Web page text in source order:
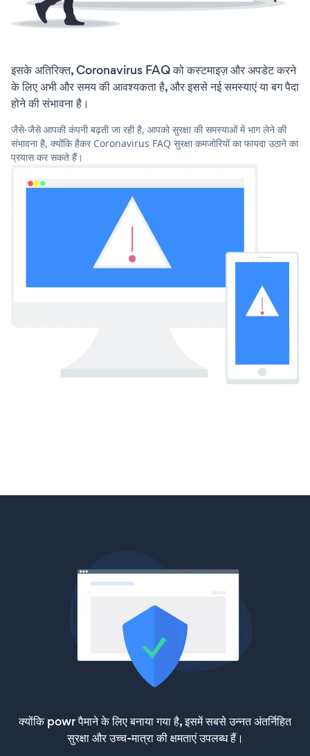
इसके अतिरिक्त, Coronavirus FAQ को कस्टमाइज़ और अपडेट करने
के लिए अभी और समय की आवश्यकता है, और इससे नई समस्याएं या बग पैदा
होने की संभावना है।
जैसे-जैसे आपकी कंपनी बढ़ती जा रही है, आपको सुरक्षा की समस्याओं में भाग लेने की
संभावना है, क्योंकि हैकर Coronavirus FAQ सुरक्षा कमजोरियों का फायदा उठाने का
प्रयास कर सकते हैं।
क्योंकि powr पैमाने के लिए बनाया गया है, इसमें सबसे उन्नत अंतर्निहित
सुरक्षा और उच्च-मात्रा की क्षमताएं उपलब्ध हैं।